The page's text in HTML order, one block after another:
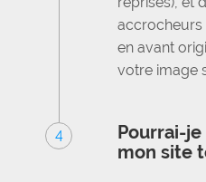
accrocheurs
en avant
votre image
4
Pourrai-
mon site